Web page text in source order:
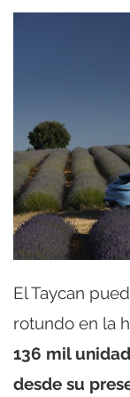
El Taycan
rotundo en la
136 mil
desde su